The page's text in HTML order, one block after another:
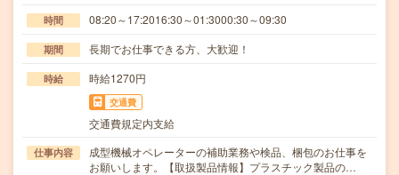
時間 08:20～17:2016:30～01:3000:30～09:30
期間 長期でお仕事できる方、大歓迎！
時給 時給1270円
交通費
交通費規定内支給
仕事内容
成型機械オペレーターの補助業務や検品、梱包のお仕事を
お願いします。【取扱製品情報】プラスチック製品の…